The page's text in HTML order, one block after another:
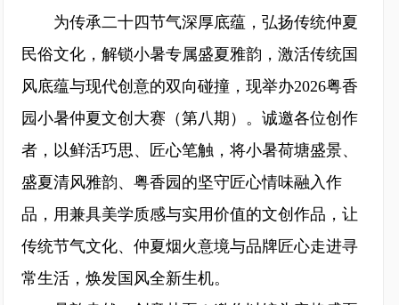
为传承二十四节气深厚底蕴，弘扬传统仲夏
民俗文化，解锁小暑专属盛夏雅韵，激活传统国
风底蕴与现代创意的双向碰撞，现举办2026粤香
园小暑仲夏文创大赛（第八期）。诚邀各位创作
者，以鲜活巧思、匠心笔触，将小暑荷塘盛景、
盛夏清风雅韵、粤香园的坚守匠心情味融入作
品，用兼具美学质感与实用价值的文创作品，让
传统节气文化、仲夏烟火意境与品牌匠心走进寻
常生活，焕发国风全新生机。